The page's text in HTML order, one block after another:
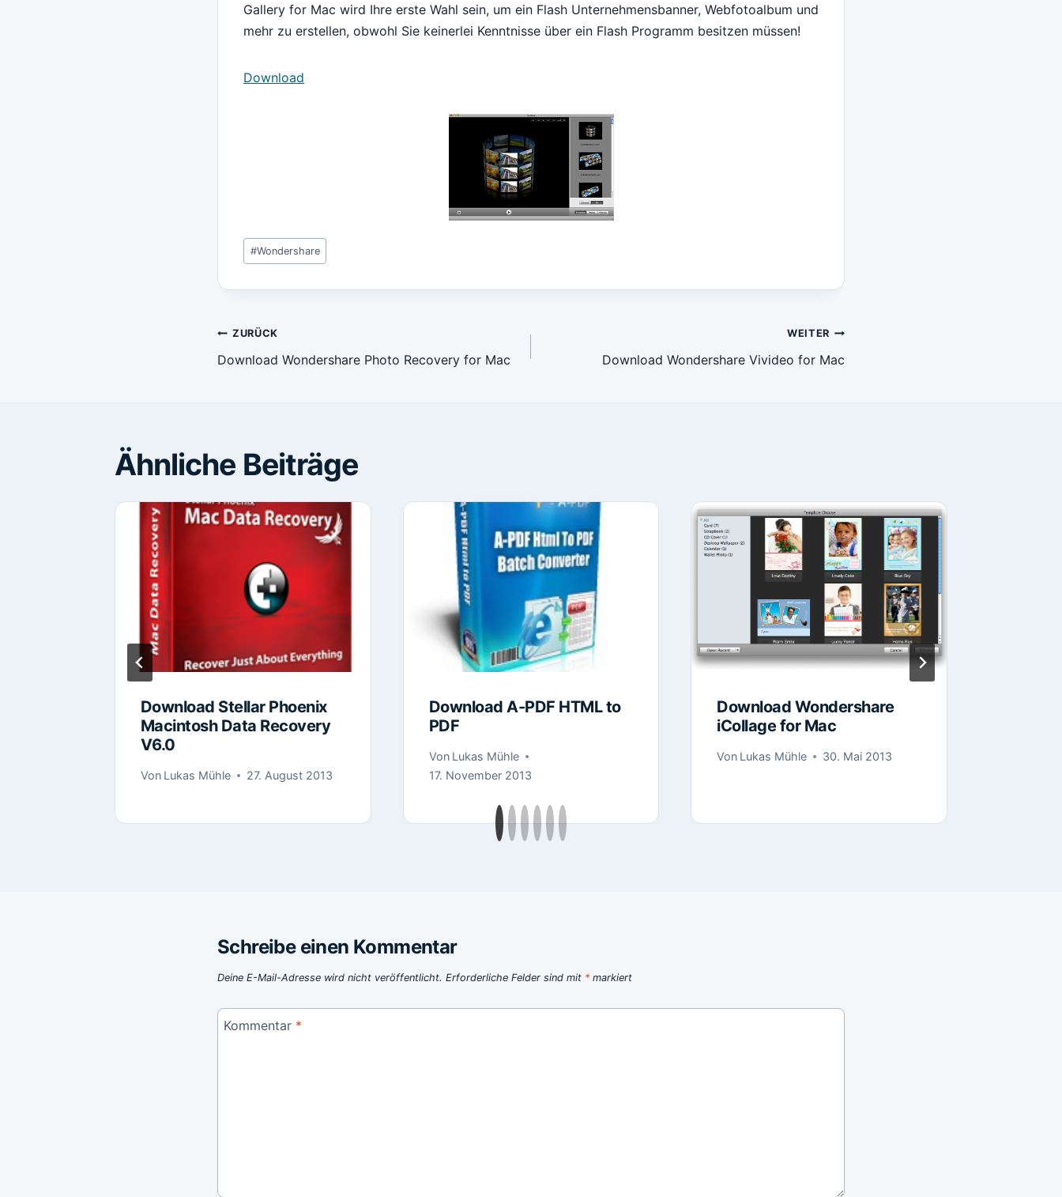
Gallery for Mac wird Ihre erste Wahl sein, um ein Flash Unternehmensbanner, Webfotoalbum und
mehr zu erstellen, obwohl Sie keinerlei Kenntnisse über ein Flash Programm besitzen müssen!
Download
Schlagworte:
#Wondershare
Beitragsnavigation
ZURÜCK
Download Wondershare Photo Recovery for Mac
WEITER
Download Wondershare Vivideo for Mac
Ähnliche Beiträge
Download Stellar Phoenix
Macintosh Data Recovery
V6.0
Von Lukas Mühle 27. August 2013
Download A-PDF HTML to
PDF
Von Lukas Mühle
17. November 2013
Download Wondershare
iCollage for Mac
Von Lukas Mühle 30. Mai 2013
Schreibe einen Kommentar
Deine E-Mail-Adresse wird nicht veröffentlicht. Erforderliche Felder sind mit *markiert
Kommentar *